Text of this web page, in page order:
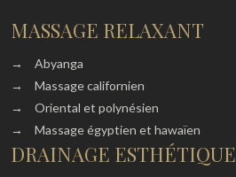
MASSAGE RELAXANT
→
Abyanga
→
Massage californien
→
Oriental et polynésien
→
Massage égyptien et hawaïen
DRAINAGE ESTHÉTIQUE